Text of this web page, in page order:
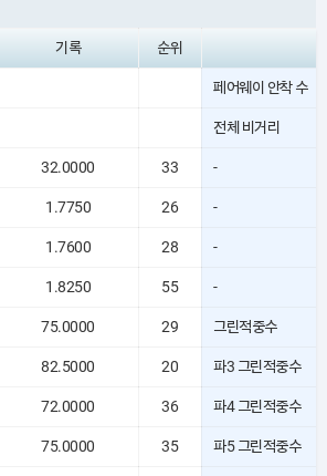
기록 순위
페어웨이 안착 수
전체 비거리
32.0000 33 -
1.7750 26 -
1.7600 28 -
1.8250 55 -
75.0000 29 그린적중수
82.5000 20 파3 그린적중수
72.0000 36 파4 그린적중수
75.0000 35 파5 그린적중수